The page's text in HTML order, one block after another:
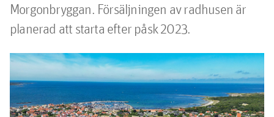
Morgonbryggan. Försäljningen av radhusen är
planerad att starta efter påsk 2023.